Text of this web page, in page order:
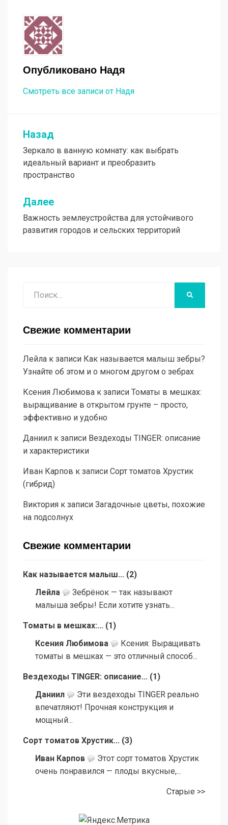
Опубликовано Надя
Смотреть все записи от Надя
Навигация
по
записям
Назад
Зеркало в ванную комнату: как выбрать
идеальный вариант и преобразить
пространство
Далее
Важность землеустройства для устойчивого
развития городов и сельских территорий
Свежие комментарии
Лейла к записи Как называется малыш зебры?
Узнайте об этом и о многом другом о зебрах
Ксения Любимова к записи Томаты в мешках:
выращивание в открытом грунте – просто,
эффективно и удобно
Даниил к записи Вездеходы TINGER: описание
и характеристики
Иван Карпов к записи Сорт томатов Хрустик
(гибрид)
Виктория к записи Загадочные цветы, похожие
на подсолнух
Свежие комментарии
Как называется малыш... (2)
Лейла
Зебрёнок — так называют
малыша зебры! Если хотите узнать...
Томаты в мешках:... (1)
Ксения Любимова
Ксения: Выращивать
томаты в мешках — это отличный способ...
Вездеходы TINGER: описание... (1)
Даниил
Эти вездеходы TINGER реально
впечатляют! Прочная конструкция и
мощный...
Сорт томатов Хрустик... (3)
Иван Карпов
Этот сорт томатов Хрустик
очень понравился — плоды вкусные,...
Старые >>